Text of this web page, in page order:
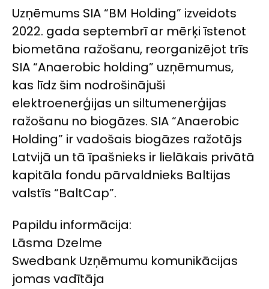
Uzņēmums SIA “BM Holding” izveidots
2022. gada septembrī ar mērķi īstenot
biometāna ražošanu, reorganizējot trīs
SIA “Anaerobic holding” uzņēmumus,
kas līdz šim nodrošinājuši
elektroenerģijas un siltumenerģijas
ražošanu no biogāzes. SIA “Anaerobic
Holding” ir vadošais biogāzes ražotājs
Latvijā un tā īpašnieks ir lielākais privātā
kapitāla fondu pārvaldnieks Baltijas
valstīs “BaltCap”.
Papildu informācija:
Lāsma Dzelme
Swedbank Uzņēmumu komunikācijas
jomas vadītāja